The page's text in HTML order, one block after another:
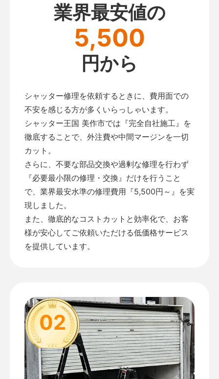
業界最安値の
5,500
円から
シャッター修理を依頼するときに、費用面での
不安を感じる方が多くいらっしゃいます。
シャッター王国 美作市では『完全自社施工』を
徹底することで、外注費や中間マージンを一切
カット。
さらに、不要な部品交換や過剰な修理を行わず
『必要最小限の修理・交換』だけを行うこと
で、業界最安水準の修理費用『5,500円～』を実
現しました。
また、徹底的なコストカットと効率化で、お客
様が安心してご依頼いただける低価格サービス
を提供しています。
02